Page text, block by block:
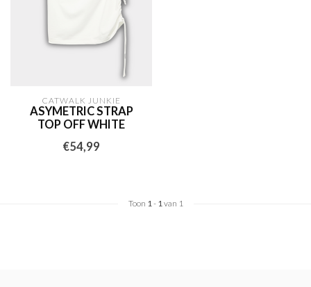
CATWALK JUNKIE
ASYMETRIC STRAP
TOP OFF WHITE
€54,99
Toon 1- 1van 1